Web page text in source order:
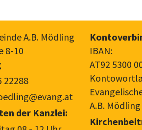
A.B. Mödling
8-10
22288
der Kanzlei:
IBAN:
AT92 5300
A.B. Mödling